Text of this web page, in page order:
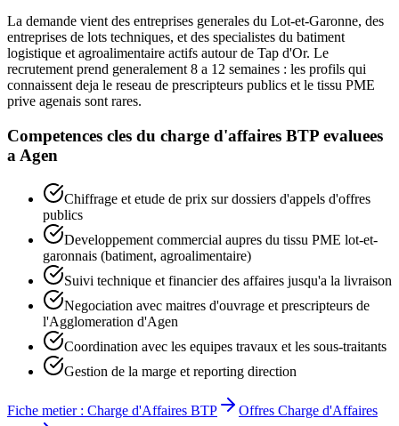
La demande vient des entreprises generales du Lot-et-Garonne, des
entreprises de lots techniques, et des specialistes du batiment
logistique et agroalimentaire actifs autour de Tap d'Or. Le
recrutement prend generalement 8 a 12 semaines : les profils qui
connaissent deja le reseau de prescripteurs publics et le tissu PME
prive agenais sont rares.
Competences cles du charge d'affaires BTP evaluees
a Agen
Chiffrage et etude de prix sur dossiers d'appels d'offres
publics
Developpement commercial aupres du tissu PME lot-et-
garonnais (batiment, agroalimentaire)
Suivi technique et financier des affaires jusqu'a la livraison
Negociation avec maitres d'ouvrage et prescripteurs de
l'Agglomeration d'Agen
Coordination avec les equipes travaux et les sous-traitants
Gestion de la marge et reporting direction
Fiche metier : Charge d'Affaires BTP Offres Charge d'Affaires